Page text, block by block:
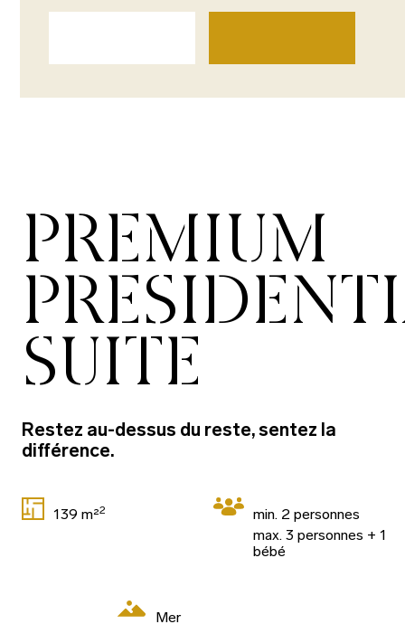
PREMIUM
SUITE
Restez au-dessus du reste, sentez la
différence.
139 m²2
min. 2 personnes
max. 3 personnes + 1
bébé
Mer